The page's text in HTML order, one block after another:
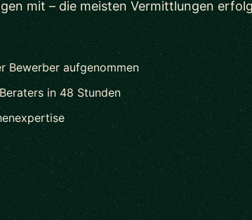
mit – die meisten Vermittlungen
Bewerber aufgenommen
in 48 Stunden